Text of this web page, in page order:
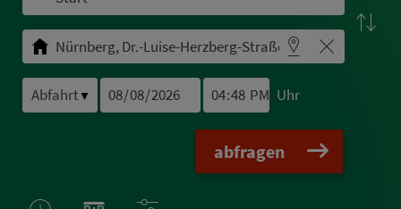
▼ Uhr
abfragen